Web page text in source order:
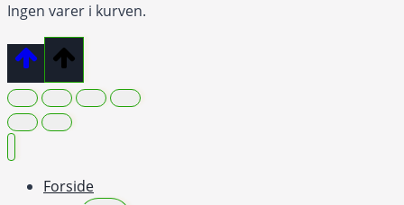
Ingen varer i kurven.
Forside